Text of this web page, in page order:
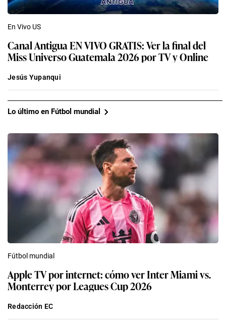
En Vivo US
Canal Antigua EN VIVO GRATIS: Ver la final del
Miss Universo Guatemala 2026 por TV y Online
Jesús Yupanqui
Lo último en Fútbol mundial
Fútbol mundial
Apple TV por internet: cómo ver Inter Miami vs.
Monterrey por Leagues Cup 2026
Redacción EC